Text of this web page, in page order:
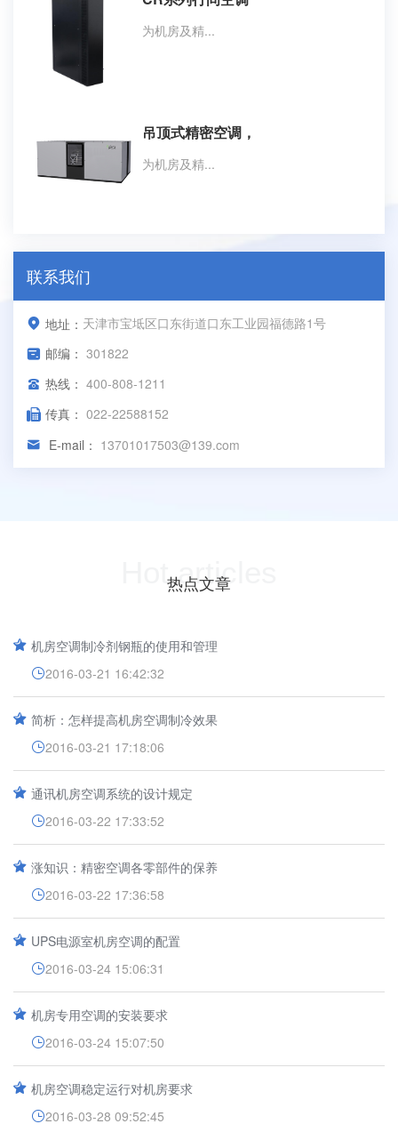
为机房及精...
吊顶式精密空调，
为机房及精...
联系我们
地址： 天津市宝坻区口东街道口东工业园福德路1号
邮编： 301822
热线： 400-808-1211
传真： 022-22588152
E-mail： 13701017503@139.com
Hot articles
热点文章
机房空调制冷剂钢瓶的使用和管理
2016-03-21 16:42:32
简析：怎样提高机房空调制冷效果
2016-03-21 17:18:06
通讯机房空调系统的设计规定
2016-03-22 17:33:52
涨知识：精密空调各零部件的保养
2016-03-22 17:36:58
UPS电源室机房空调的配置
2016-03-24 15:06:31
机房专用空调的安装要求
2016-03-24 15:07:50
机房空调稳定运行对机房要求
2016-03-28 09:52:45